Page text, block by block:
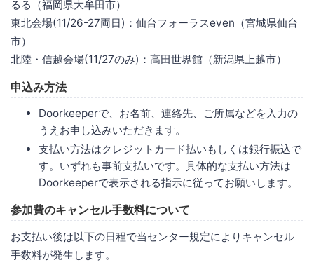
るる（福岡県大牟田市）
東北会場(11/26-27両日)：仙台フォーラスeven（宮城県仙台
市）
北陸・信越会場(11/27のみ)：高田世界館（新潟県上越市）
申込み方法
Doorkeeperで、お名前、連絡先、ご所属などを入力の
うえお申し込みいただきます。
支払い方法はクレジットカード払いもしくは銀行振込で
す。いずれも事前支払いです。具体的な支払い方法は
Doorkeeperで表示される指示に従ってお願いします。
参加費のキャンセル手数料について
お支払い後は以下の日程で当センター規定によりキャンセル
手数料が発生します。